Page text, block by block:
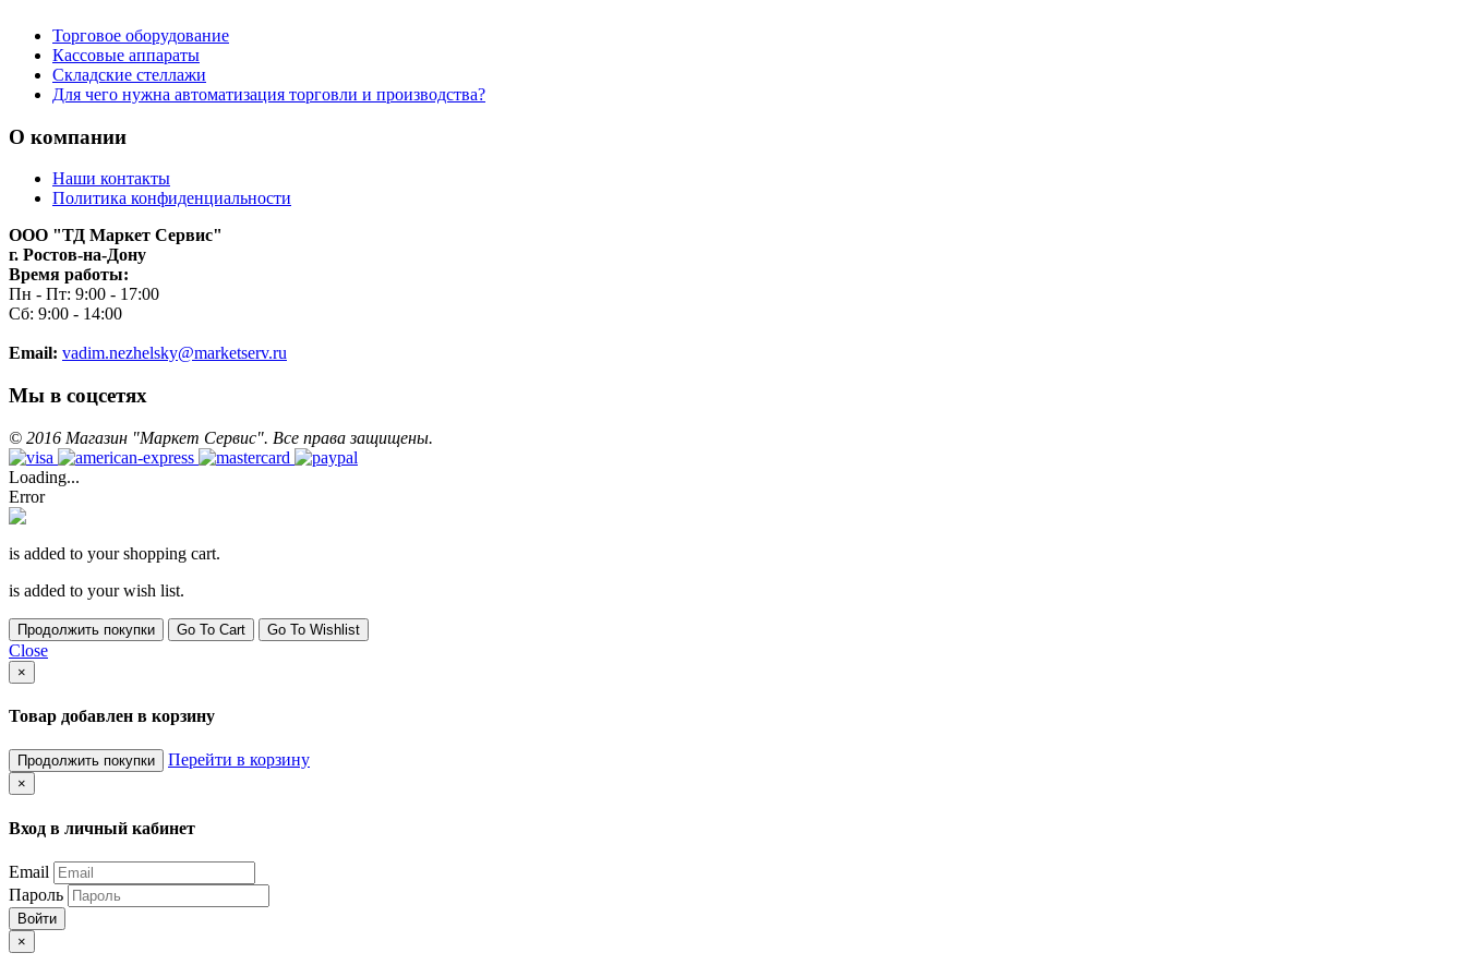
Торговое оборудование
Кассовые аппараты
Складские стеллажи
Для чего нужна автоматизация торговли и производства?
О компании
Наши контакты
Политика конфиденциальности
ООО "ТД Маркет Сервис"
г. Ростов-на-Дону
Время работы:
Пн - Пт: 9:00 - 17:00
Сб: 9:00 - 14:00
Email: vadim.nezhelsky@marketserv.ru
Мы в соцсетях
© 2016 Магазин "Маркет Сервис". Все права защищены.
Loading...
Error
is added to your shopping cart.
is added to your wish list.
Продолжить покупки Go To Cart Go To Wishlist
Close
×
Товар добавлен в корзину
Продолжить покупки Перейти в корзину
×
Вход в личный кабинет
Email
Пароль
Войти
×